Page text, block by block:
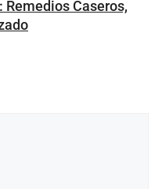
Caseros,